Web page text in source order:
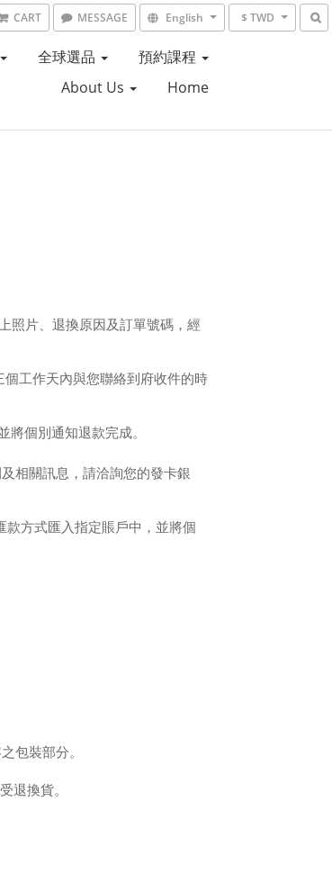
CART MESSAGE English $ TWD
全球選品
預約課程
About Us
Home
照片、退換原因及訂單號碼，經
工作天內與您聯絡到府收件的時
個別通知退款完成。
相關訊息，請洽詢您的發卡銀
款方式匯入指定賬戶中，並將個
包裝部分。
退換貨。